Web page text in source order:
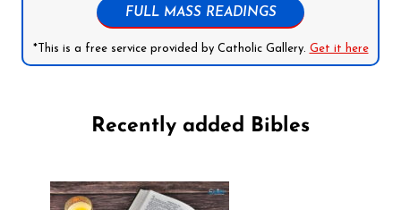
FULL MASS READINGS
*This is a free service provided by Catholic Gallery. Get it here
Recently added Bibles